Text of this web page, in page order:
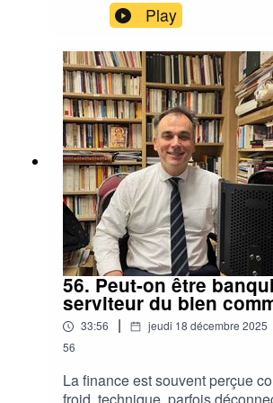
revisite les grands tournants de
arménienne et montre comment
longue permet de mieux
d’aujourd’hui.
Play
56. Peut-on être
serviteur du bien
33:56 | jeudi 18 décembre 2025
56
La finance est souvent perçue